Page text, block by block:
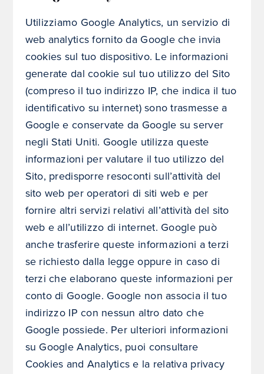
Utilizziamo Google Analytics, un servizio di
web analytics fornito da Google che invia
cookies sul tuo dispositivo. Le informazioni
generate dal cookie sul tuo utilizzo del Sito
(compreso il tuo indirizzo IP, che indica il tuo
identificativo su internet) sono trasmesse a
Google e conservate da Google su server
negli Stati Uniti. Google utilizza queste
informazioni per valutare il tuo utilizzo del
Sito, predisporre resoconti sull’attività del
sito web per operatori di siti web e per
fornire altri servizi relativi all’attività del sito
web e all’utilizzo di internet. Google può
anche trasferire queste informazioni a terzi
se richiesto dalla legge oppure in caso di
terzi che elaborano queste informazioni per
conto di Google. Google non associa il tuo
indirizzo IP con nessun altro dato che
Google possiede. Per ulteriori informazioni
su Google Analytics, puoi consultare
Cookies and Analytics e la relativa privacy